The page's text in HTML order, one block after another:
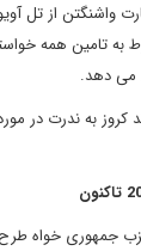
واشنگتن از تل
تامین همه
می دهد.
کروز به ندرت در
جمهوری خواه طرح